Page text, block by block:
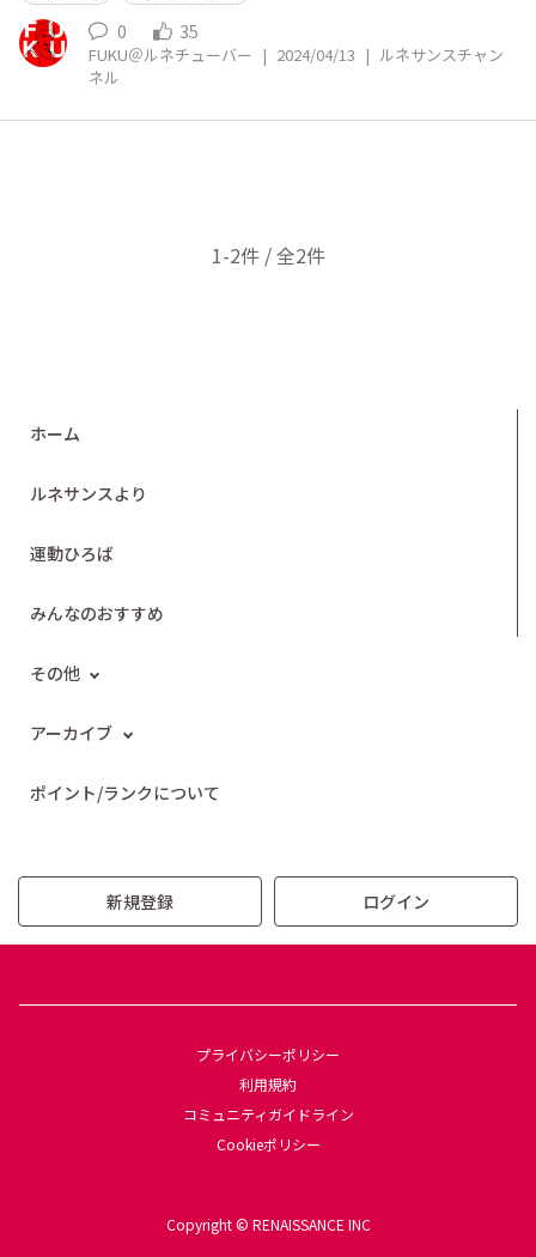
0 35
FUKU＠ルネチューバー | 2024/04/13 | ルネサンスチャン
ネル
1-2件 / 全2件
ホーム
ルネサンスより
運動ひろば
みんなのおすすめ
その他
アーカイブ
ポイント/ランクについて
新規登録 ログイン
プライバシーポリシー
利用規約
コミュニティガイドライン
Cookieポリシー
Copyright © RENAISSANCE INC